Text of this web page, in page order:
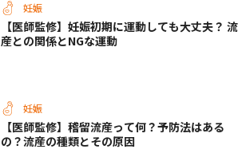
妊娠
【医師監修】妊娠初期に運動しても大丈夫？ 流
産との関係とNGな運動
妊娠
【医師監修】稽留流産って何？予防法はある
の？流産の種類とその原因